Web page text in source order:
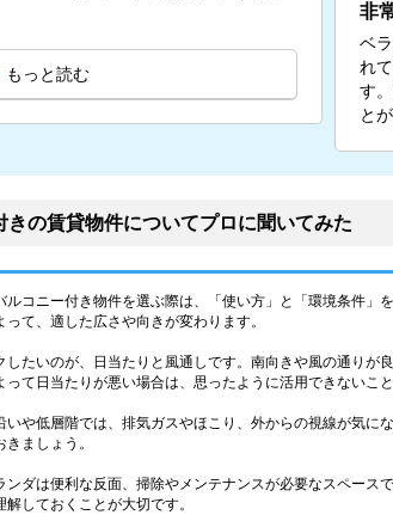
もっと読む
非
ベ
れ
す
と
の賃貸物件についてプロに聞いてみた
ルコニー付き物件を選ぶ際は、「使い方」と「環境条件」
って、適した広さや向きが変わります。
したいのが、日当たりと風通しです。南向きや風の通りが
って日当たりが悪い場合は、思ったように活用できないこと
いや低層階では、排気ガスやほこり、外からの視線が気
きましょう。
ンダは便利な反面、掃除やメンテナンスが必要なスペー
解しておくことが大切です。